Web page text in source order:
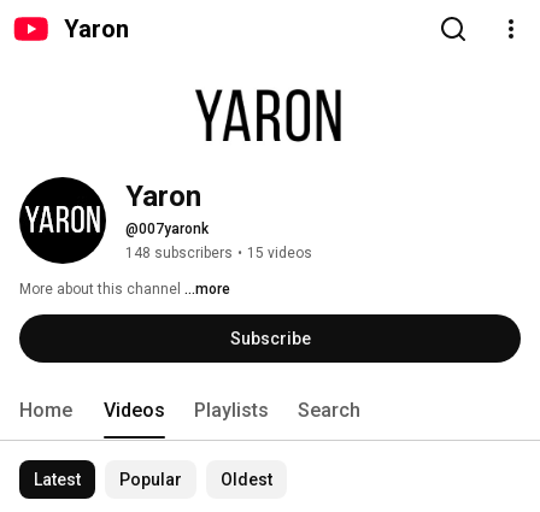
Yaron
Yaron
@007yaronk
148 subscribers • 15 videos
More about this channel ...more
Subscribe
Home Videos Playlists Search
Latest Popular Oldest